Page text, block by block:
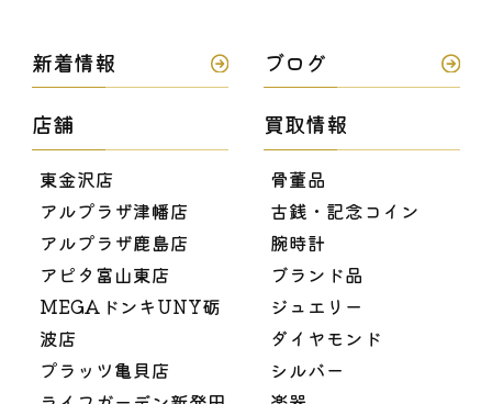
新着情報 ブログ
店舗
東金沢店
アルプラザ津幡店
アルプラザ鹿島店
アピタ富山東店
MEGAドンキUNY砺
波店
プラッツ亀貝店
買取情報
骨董品
古銭・記念コイン
腕時計
ブランド品
ジュエリー
ダイヤモンド
シルバー